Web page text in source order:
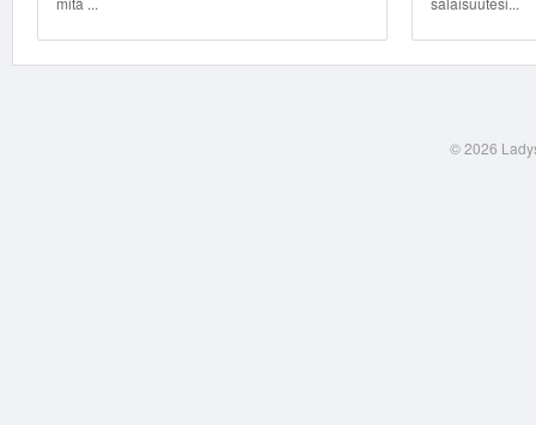
© 2026